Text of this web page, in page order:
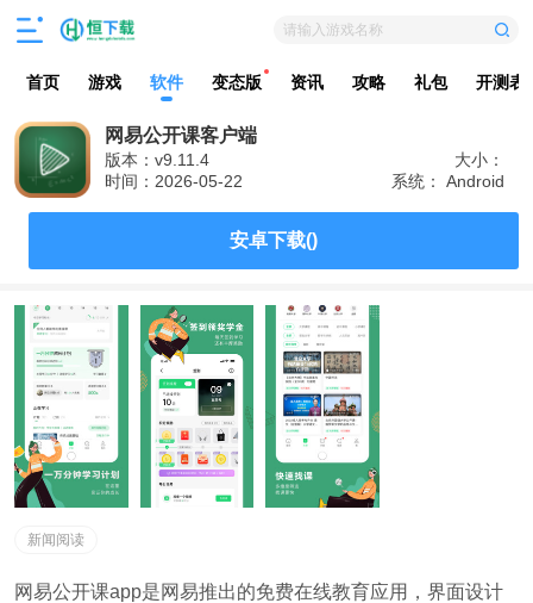
请输入游戏名称
首页 游戏 软件 变态版 资讯 攻略 礼包 开测表
网易公开课客户端
版本：v9.11.4
大小：
时间：2026-05-22
系统： Android
安卓下载()
新闻阅读
网易公开课app是网易推出的免费在线教育应用，界面设计